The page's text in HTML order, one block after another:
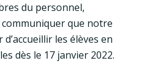
du personnel,
que notre
les élèves en
dès le 17 janvier 2022.